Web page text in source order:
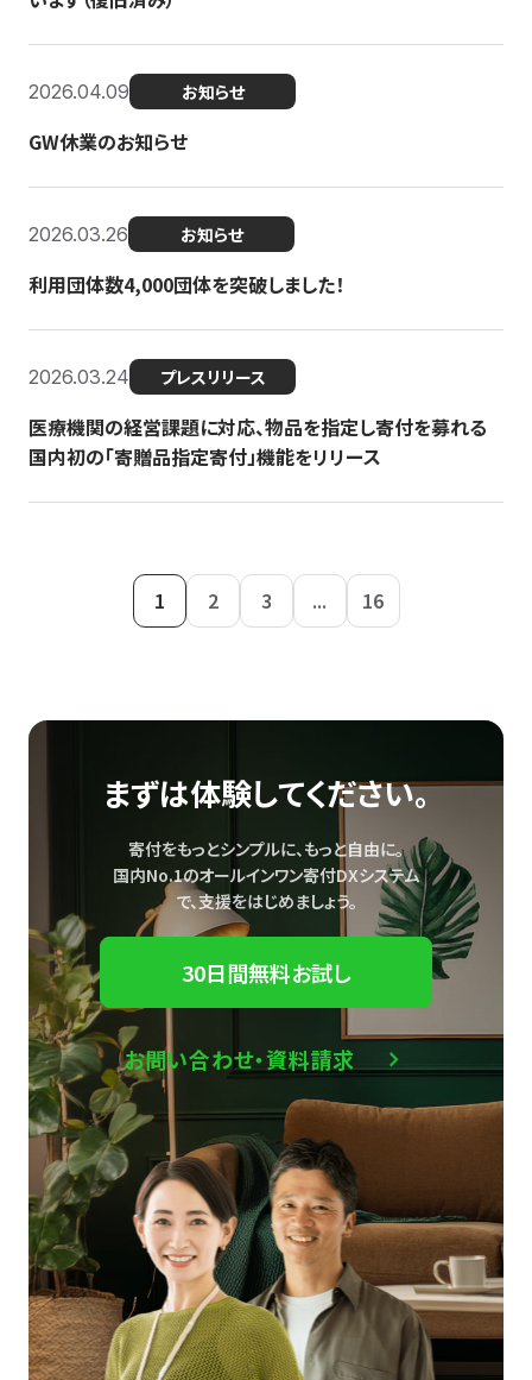
2026.04.09 お知らせ
GW休業のお知らせ
2026.03.26 お知らせ
利用団体数4,000団体を突破しました！
2026.03.24 プレスリリース
医療機関の経営課題に対応、物品を指定し寄付を募れる
国内初の「寄贈品指定寄付」機能をリリース
1 2 3 ... 16
まずは体験してください。
寄付をもっとシンプルに、もっと自由に。
国内No.1のオールインワン寄付DXシステム
で、支援をはじめましょう。
30日間無料お試し
お問い合わせ・資料請求